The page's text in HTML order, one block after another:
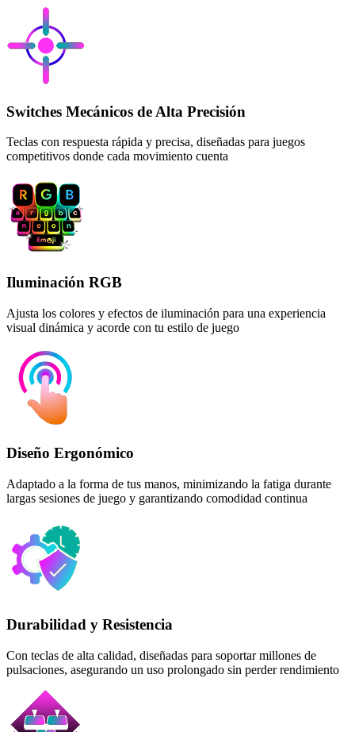
Switches Mecánicos de Alta Precisión
Teclas con respuesta rápida y precisa, diseñadas para juegos
competitivos donde cada movimiento cuenta
Iluminación RGB
Ajusta los colores y efectos de iluminación para una experiencia
visual dinámica y acorde con tu estilo de juego
Diseño Ergonómico
Adaptado a la forma de tus manos, minimizando la fatiga durante
largas sesiones de juego y garantizando comodidad continua
Durabilidad y Resistencia
Con teclas de alta calidad, diseñadas para soportar millones de
pulsaciones, asegurando un uso prolongado sin perder rendimiento